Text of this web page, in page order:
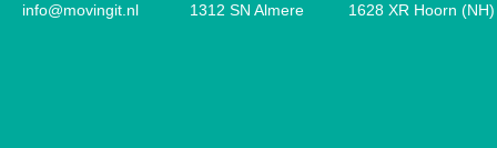
info@movingit.nl
1312 SN Almere
1628 XR Hoorn (NH)